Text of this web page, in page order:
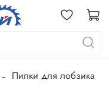
Пилки для лобзика